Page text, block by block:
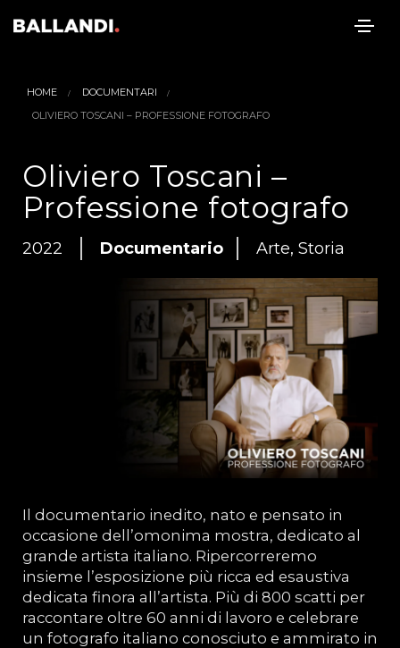
HOME
DOCUMENTARI
OLIVIERO TOSCANI – PROFESSIONE FOTOGRAFO
Oliviero Toscani –
Professione fotografo
2022 Documentario Arte, Storia
Il documentario inedito, nato e pensato in
occasione dell’omonima mostra, dedicato al
grande artista italiano. Ripercorreremo
insieme l’esposizione più ricca ed esaustiva
dedicata finora all’artista. Più di 800 scatti per
raccontare oltre 60 anni di lavoro e celebrare
un fotografo italiano conosciuto e ammirato in